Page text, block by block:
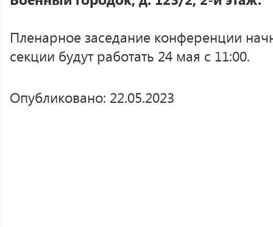
Пленарное заседание конференции
секции будут работать 24 мая с 11:00.
Опубликовано: 22.05.2023